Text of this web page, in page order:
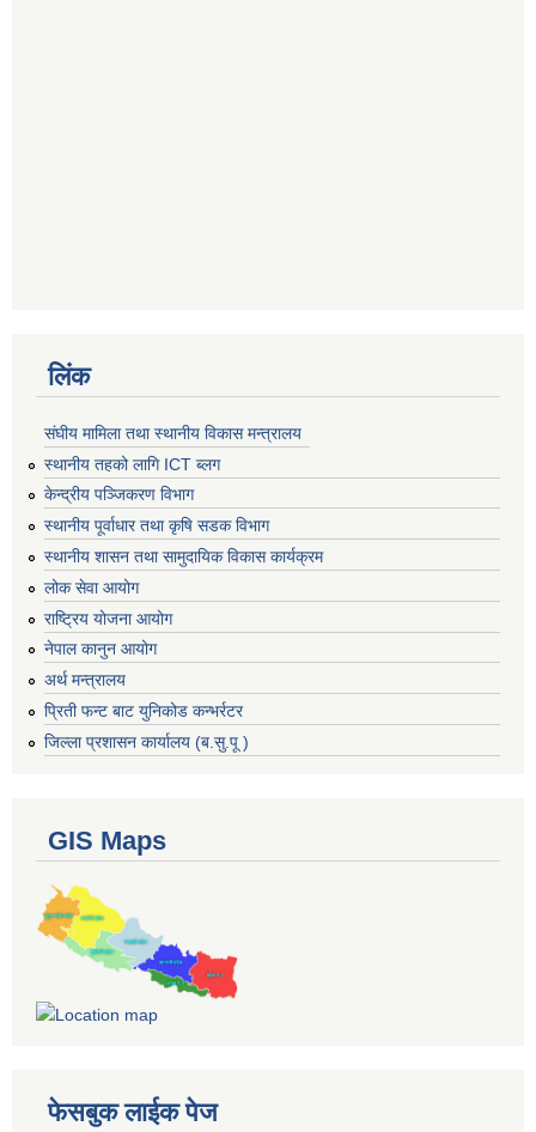
लिंक
संघीय मामिला तथा स्थानीय विकास मन्त्रालय
स्थानीय तहको लागि ICT ब्लग
केन्द्रीय पञ्जिकरण विभाग
स्थानीय पूर्वाधार तथा कृषि सडक विभाग
स्थानीय शासन तथा सामुदायिक विकास कार्यक्रम
लोक सेवा आयोग
राष्ट्रिय योजना आयोग
नेपाल कानुन आयोग
अर्थ मन्त्रालय
प्रिती फन्ट बाट युनिकोड कन्भर्रटर
जिल्ला प्रशासन कार्यालय (ब.सु.पू )
GIS Maps
फेसबुक लाईक पेज